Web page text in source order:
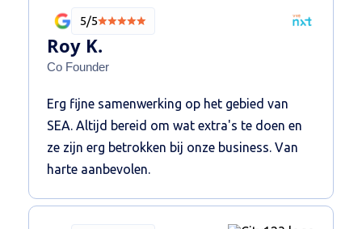
voor zich: een verdubbeling van onze top 3
posities en een flinke toename in relevant
verkeer.
5/5
Roy K.
Co Founder
Erg fijne samenwerking op het gebied van
SEA. Altijd bereid om wat extra's te doen en
ze zijn erg betrokken bij onze business. Van
harte aanbevolen.